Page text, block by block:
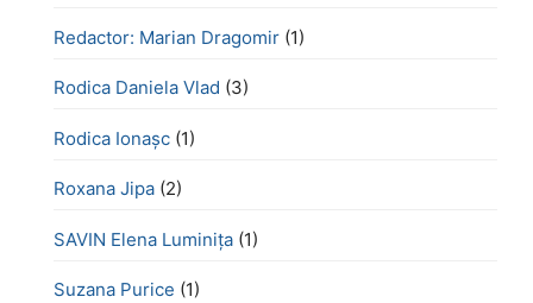
Redactor: Marian Dragomir (1)
Rodica Daniela Vlad (3)
Rodica Ionașc (1)
Roxana Jipa (2)
SAVIN Elena Luminița (1)
Suzana Purice (1)